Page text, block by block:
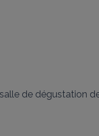
de dégustation